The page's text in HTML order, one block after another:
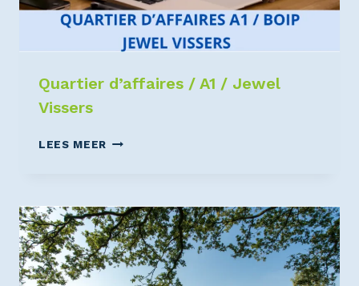
Quartier d’affaires / A1 / Jewel
Vissers
LEES MEER